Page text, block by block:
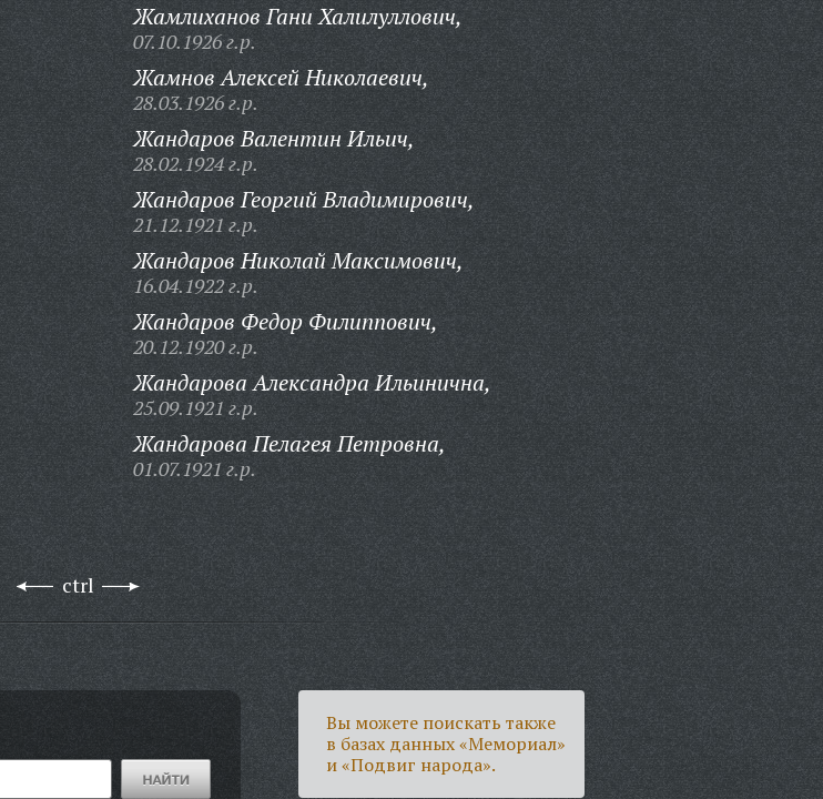
Жамлиханов Гани Халилуллович,
07.10.1926 г.р.
Жамнов Алексей Николаевич,
28.03.1926 г.р.
Жандаров Валентин Ильич,
28.02.1924 г.р.
Жандаров Георгий Владимирович,
21.12.1921 г.р.
Жандаров Николай Максимович,
16.04.1922 г.р.
Жандаров Федор Филиппович,
20.12.1920 г.р.
Жандарова Александра Ильинична,
25.09.1921 г.р.
Жандарова Пелагея Петровна,
01.07.1921 г.р.
ctrl
Вы можете поискать также
в базах данных «Мемориал»
и «Подвиг народа».